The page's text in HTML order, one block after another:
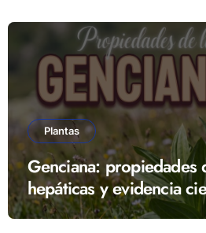
Plantas
Genciana: propiedades
hepáticas y evidencia